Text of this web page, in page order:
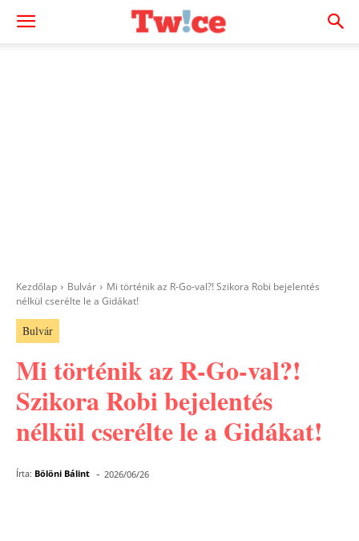
Kezdőlap Bulvár
Mi történik az R-Go-val?! Szikora Robi bejelentés
nélkül cserélte le a Gidákat!
Bulvár
Mi történik az R-Go-val?!
Szikora Robi bejelentés
nélkül cserélte le a Gidákat!
Írta: Bölöni Bálint - 2026/06/26